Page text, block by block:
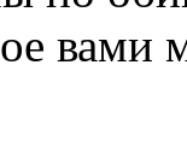
вами